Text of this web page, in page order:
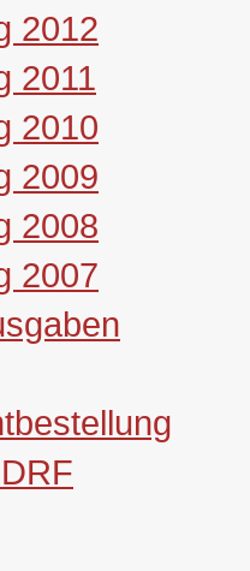
2012
2011
2010
2009
2008
2007